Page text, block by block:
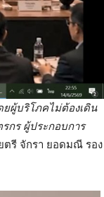
ยผู้บริโภคไม่ต้องเดิน
กร ผู้ประกอบการ
ตรี จักรา ยอดมณี รอง